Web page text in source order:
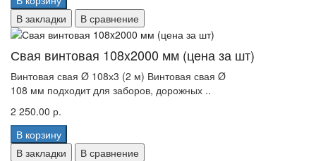
В закладки
В сравнение
Свая винтовая 108x2000 мм (цена за шт)
Винтовая свая Ø 108х3 (2 м) Винтовая свая Ø
108 мм подходит для заборов, дорожных ..
2 250.00 р.
В корзину
В закладки
В сравнение